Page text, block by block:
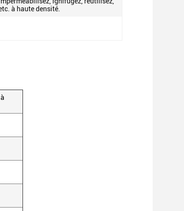
à haute densité.